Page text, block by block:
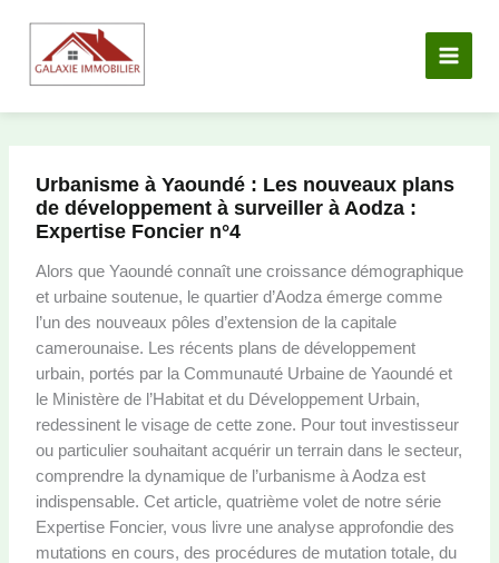
contenu
Urbanisme à Yaoundé : Les nouveaux plans
de développement à surveiller à Aodza :
Expertise Foncier n°4
Alors que Yaoundé connaît une croissance démographique
et urbaine soutenue, le quartier d’Aodza émerge comme
l’un des nouveaux pôles d’extension de la capitale
camerounaise. Les récents plans de développement
urbain, portés par la Communauté Urbaine de Yaoundé et
le Ministère de l’Habitat et du Développement Urbain,
redessinent le visage de cette zone. Pour tout investisseur
ou particulier souhaitant acquérir un terrain dans le secteur,
comprendre la dynamique de l’urbanisme à Aodza est
indispensable. Cet article, quatrième volet de notre série
Expertise Foncier, vous livre une analyse approfondie des
mutations en cours, des procédures de mutation totale, du